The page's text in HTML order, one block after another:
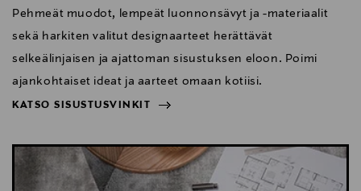
Pehmeät muodot, lempeät luonnonsävyt ja -materiaalit
sekä harkiten valitut designaarteet herättävät
selkeälinjaisen ja ajattoman sisustuksen eloon. Poimi
ajankohtaiset ideat ja aarteet omaan kotiisi.
KATSO SISUSTUSVINKIT
KATSO SISUSTUSVINKIT